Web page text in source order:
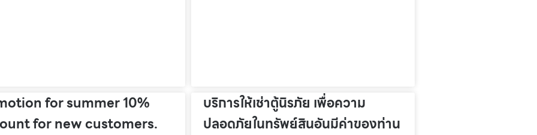
for summer 10%
for new customers.
บริการให้เช่าตู้นิรภัย เพื่อความ
ปลอดภัยในทรัพย์สินอันมีค่าของท่าน